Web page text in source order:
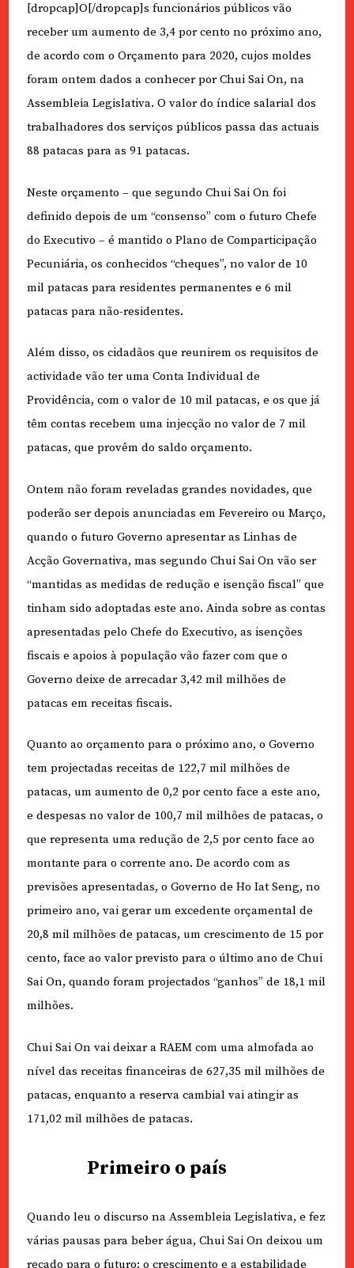
[dropcap]O[/dropcap]s funcionários públicos vão
receber um aumento de 3,4 por cento no próximo ano,
de acordo com o Orçamento para 2020, cujos moldes
foram ontem dados a conhecer por Chui Sai On, na
Assembleia Legislativa. O valor do índice salarial dos
trabalhadores dos serviços públicos passa das actuais
88 patacas para as 91 patacas.
Neste orçamento – que segundo Chui Sai On foi
definido depois de um “consenso” com o futuro Chefe
do Executivo – é mantido o Plano de Comparticipação
Pecuniária, os conhecidos “cheques”, no valor de 10
mil patacas para residentes permanentes e 6 mil
patacas para não-residentes.
Além disso, os cidadãos que reunirem os requisitos de
actividade vão ter uma Conta Individual de
Providência, com o valor de 10 mil patacas, e os que já
têm contas recebem uma injecção no valor de 7 mil
patacas, que provêm do saldo orçamento.
Ontem não foram reveladas grandes novidades, que
poderão ser depois anunciadas em Fevereiro ou Março,
quando o futuro Governo apresentar as Linhas de
Acção Governativa, mas segundo Chui Sai On vão ser
“mantidas as medidas de redução e isenção fiscal” que
tinham sido adoptadas este ano. Ainda sobre as contas
apresentadas pelo Chefe do Executivo, as isenções
fiscais e apoios à população vão fazer com que o
Governo deixe de arrecadar 3,42 mil milhões de
patacas em receitas fiscais.
Quanto ao orçamento para o próximo ano, o Governo
tem projectadas receitas de 122,7 mil milhões de
patacas, um aumento de 0,2 por cento face a este ano,
e despesas no valor de 100,7 mil milhões de patacas, o
que representa uma redução de 2,5 por cento face ao
montante para o corrente ano. De acordo com as
previsões apresentadas, o Governo de Ho Iat Seng, no
primeiro ano, vai gerar um excedente orçamental de
20,8 mil milhões de patacas, um crescimento de 15 por
cento, face ao valor previsto para o último ano de Chui
Sai On, quando foram projectados “ganhos” de 18,1 mil
milhões.
Chui Sai On vai deixar a RAEM com uma almofada ao
nível das receitas financeiras de 627,35 mil milhões de
patacas, enquanto a reserva cambial vai atingir as
171,02 mil milhões de patacas.
Primeiro o país
Quando leu o discurso na Assembleia Legislativa, e fez
várias pausas para beber água, Chui Sai On deixou um
recado para o futuro: o crescimento e a estabilidade